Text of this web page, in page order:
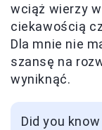
wciąż wierzy
ciekawością
Dla mnie nie
szansę na
wyniknąć.
Did you